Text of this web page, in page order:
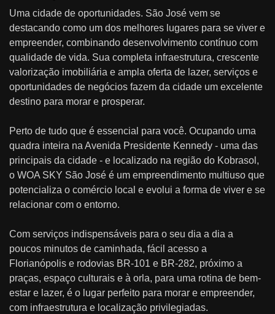
Uma cidade de oportunidades. São José vem se
destacando como um dos melhores lugares para se viver e
empreender, combinando desenvolvimento contínuo com
qualidade de vida. Sua completa infraestrutura, crescente
valorização imobiliária e ampla oferta de lazer, serviços e
oportunidades de negócios fazem da cidade um excelente
destino para morar e prosperar.
Perto de tudo que é essencial para você. Ocupando uma
quadra inteira na Avenida Presidente Kennedy - uma das
principais da cidade - e localizado na região do Kobrasol,
o WOA SKY São José é um empreendimento multiuso que
potencializa o comércio local e evolui a forma de viver e se
relacionar com o entorno.
Com serviços indispensáveis para o seu dia a dia a
poucos minutos de caminhada, fácil acesso a
Florianópolis e rodovias BR-101 e BR-282, próximo a
praças, espaço culturais e à orla, para uma rotina de bem-
estar e lazer, é o lugar perfeito para morar e empreender,
com infraestrutura e localização privilegiadas.